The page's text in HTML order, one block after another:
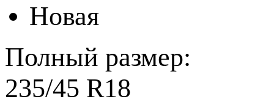
Новая
Полный размер:
235/45 R18